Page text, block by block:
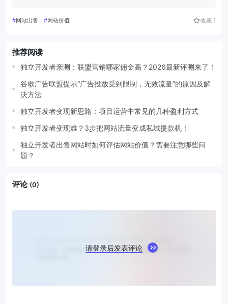
#网站出售 #网站价值 收藏 1
推荐阅读
独立开发者亲测：联盟营销哪家佣金高？2026最新评测来了！
谷歌广告联盟提示“广告投放受到限制，无效流量”的原因及解
决方法
独立开发者变现新思路：项目运营中常见的几种盈利方式
独立开发者变现难？3步把网站流量变成私域提款机！
独立开发者出售网站时如何评估网站价值？需要注意哪些问
题？
评论 (0)
请登录后发表评论